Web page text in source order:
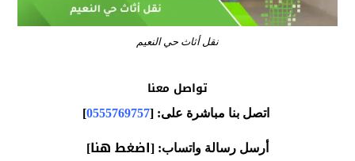
نقل أثاث حي النعيم
تواصل معنا
اتصل بنا مباشرة على: [0555769757
]
أرسل رسالة واتساب: [اضغط هنا]